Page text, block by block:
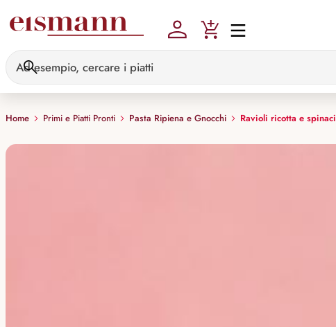
Home Primi e Piatti Pronti Pasta Ripiena e Gnocchi Ravioli ricotta e spinaci